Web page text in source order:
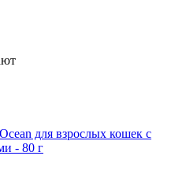
для взрослых кошек с
- 80 г